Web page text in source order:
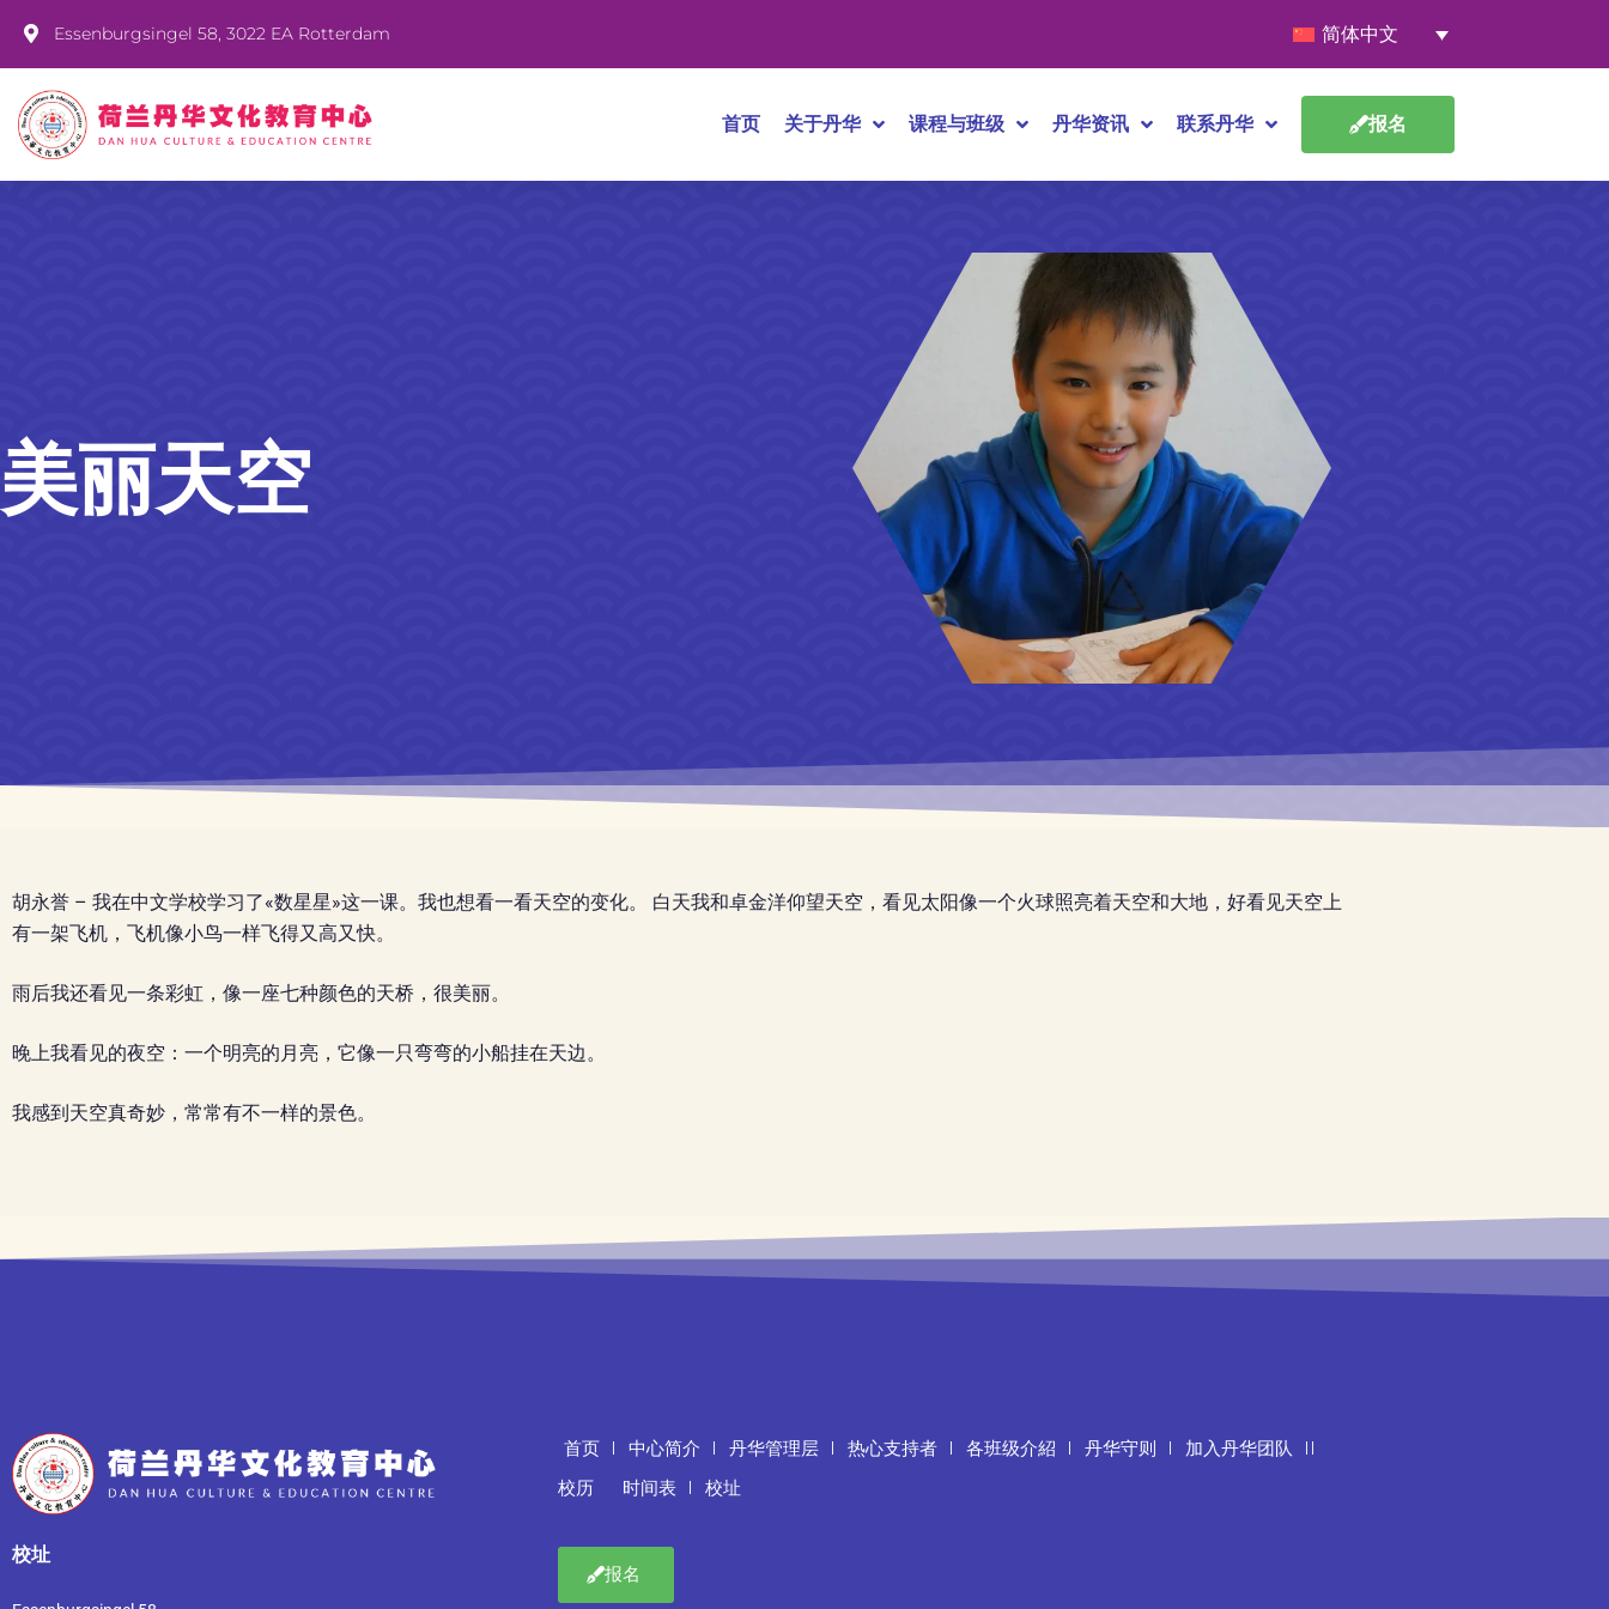
Essenburgsingel 58, 3022 EA Rotterdam 简体中文
首页 关于丹华 课程与班级 丹华资讯 联系丹华 报名
美丽天空
胡永誉 – 我在中文学校学习了«数星星»这一课。我也想看一看天空的变化。 白天我和卓金洋仰望天空，看见太阳像一个火球照亮着天空和大地，好看见天空上
有一架飞机，飞机像小鸟一样飞得又高又快。
雨后我还看见一条彩虹，像一座七种颜色的天桥，很美丽。
晚上我看见的夜空：一个明亮的月亮，它像一只弯弯的小船挂在天边。
我感到天空真奇妙，常常有不一样的景色。
校址
首页 中心简介 丹华管理层 热心支持者 各班级介紹 丹华守则
加入丹华团队
校历
时间表 校址
报名